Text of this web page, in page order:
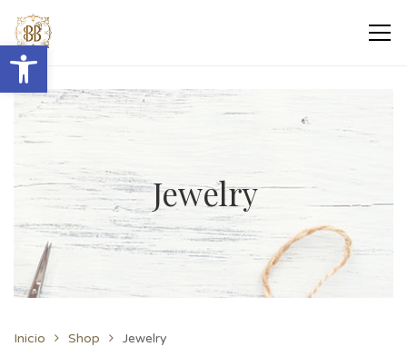
Abrir barra de herramientas
Jewelry
Inicio Shop Jewelry